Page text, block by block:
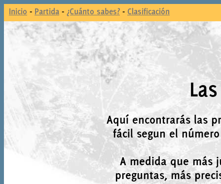
Inicio - Partida - ¿Cuánto sabes? - Clasificación
Aquí encontrarás las
fácil segun el
A medida que más
preguntas, más